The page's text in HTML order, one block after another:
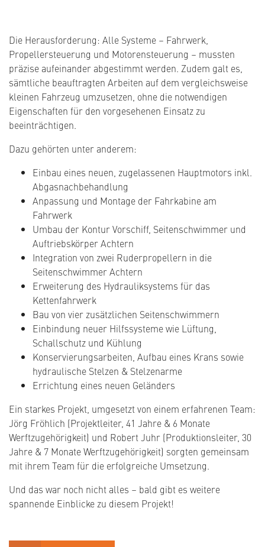
Die Herausforderung: Alle Systeme – Fahrwerk,
Propellersteuerung und Motorensteuerung – mussten
präzise aufeinander abgestimmt werden. Zudem galt es,
sämtliche beauftragten Arbeiten auf dem vergleichsweise
kleinen Fahrzeug umzusetzen, ohne die notwendigen
Eigenschaften für den vorgesehenen Einsatz zu
beeinträchtigen.
Dazu gehörten unter anderem:
Einbau eines neuen, zugelassenen Hauptmotors inkl.
Abgasnachbehandlung
Anpassung und Montage der Fahrkabine am
Fahrwerk
Umbau der Kontur Vorschiff, Seitenschwimmer und
Auftriebskörper Achtern
Integration von zwei Ruderpropellern in die
Seitenschwimmer Achtern
Erweiterung des Hydrauliksystems für das
Kettenfahrwerk
Bau von vier zusätzlichen Seitenschwimmern
Einbindung neuer Hilfssysteme wie Lüftung,
Schallschutz und Kühlung
Konservierungsarbeiten, Aufbau eines Krans sowie
hydraulische Stelzen & Stelzenarme
Errichtung eines neuen Geländers
Ein starkes Projekt, umgesetzt von einem erfahrenen Team:
Jörg Fröhlich (Projektleiter, 41 Jahre & 6 Monate
Werftzugehörigkeit) und Robert Juhr (Produktionsleiter, 30
Jahre & 7 Monate Werftzugehörigkeit) sorgten gemeinsam
mit ihrem Team für die erfolgreiche Umsetzung.
Und das war noch nicht alles – bald gibt es weitere
spannende Einblicke zu diesem Projekt!